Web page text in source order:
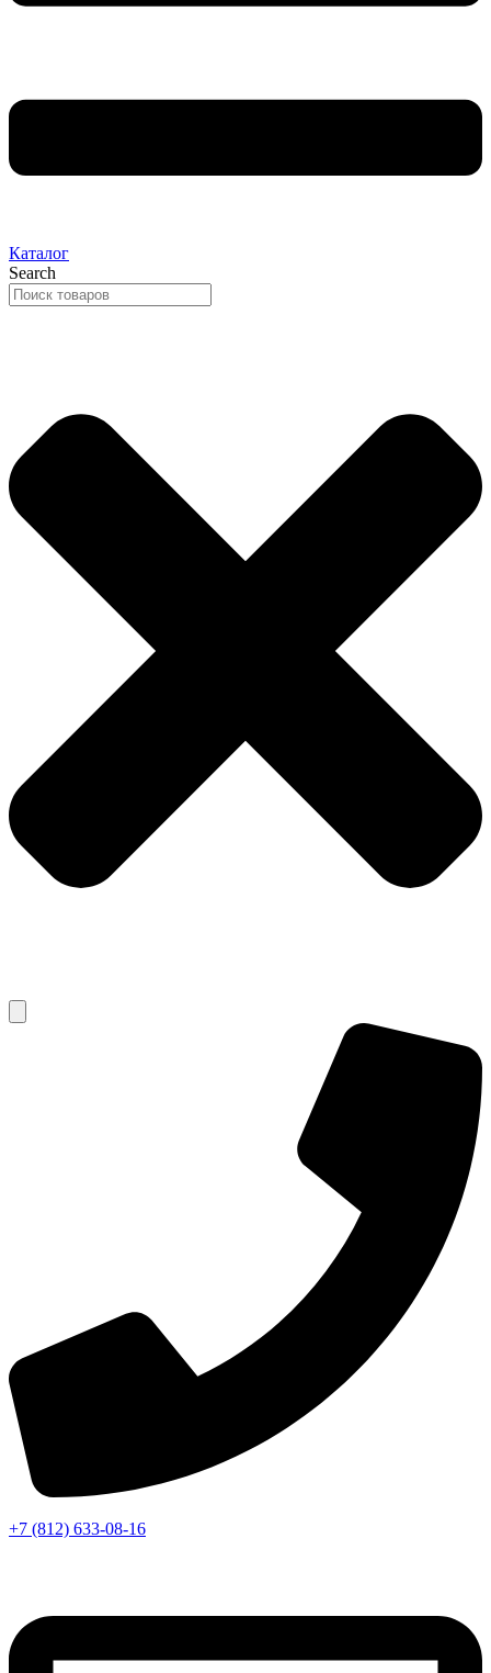
Каталог
Search
+7 (812) 633-08-16